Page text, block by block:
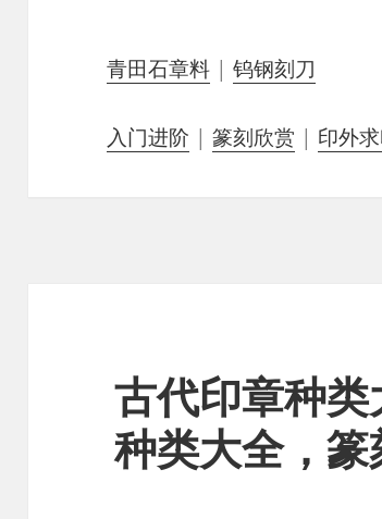
青田石章料 |钨钢刻刀
入门进阶 |篆刻欣赏 | 印外
古代印章种
种类大全，